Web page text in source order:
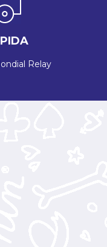
Relay